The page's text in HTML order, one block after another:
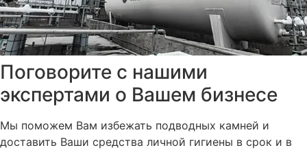
Поговорите с нашими
экспертами о Вашем бизнесе
Мы поможем Вам избежать подводных камней и
доставить Ваши средства личной гигиены в срок и в